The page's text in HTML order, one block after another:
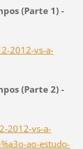
(Parte 1) -
2012-vs-a-
(Parte 2) -
2012-vs-a-
ao-estudo-